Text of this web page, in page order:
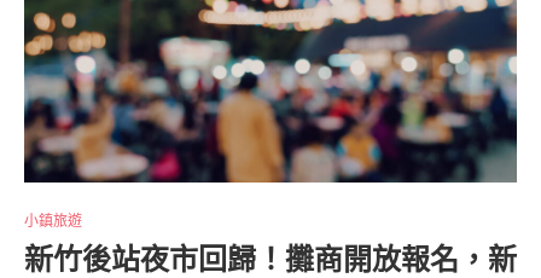
小鎮旅遊
新竹後站夜市回歸！攤商開放報名，新